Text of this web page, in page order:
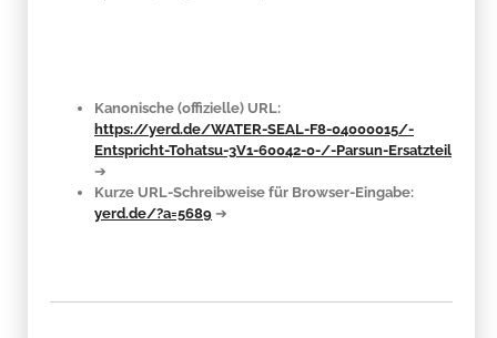
Kanonische (offizielle) URL:
https://yerd.de/WATER-SEAL-F8-04000015/-
Entspricht-Tohatsu-3V1-60042-0-/-Parsun-Ersatzteil
➔
Kurze URL-Schreibweise für Browser-Eingabe:
yerd.de/?a=5689 ➔